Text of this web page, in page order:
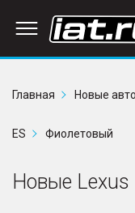
Главная
Новые
ES Фиолетовый
Новые Lexus